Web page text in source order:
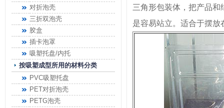
对折泡壳
三折双泡壳
胶盒
插卡泡罩
吸塑托盘/内托
按吸塑成型所用的材料分类
PVC吸塑托盘
PET对折泡壳
PETG泡壳
三角形包装体，把产品
是容易站立。适合于摆放